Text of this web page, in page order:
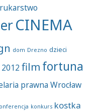
CINEMA
dom Drezno dzieci
2012film fortuna
prawna Wrocław
konkurs kostka